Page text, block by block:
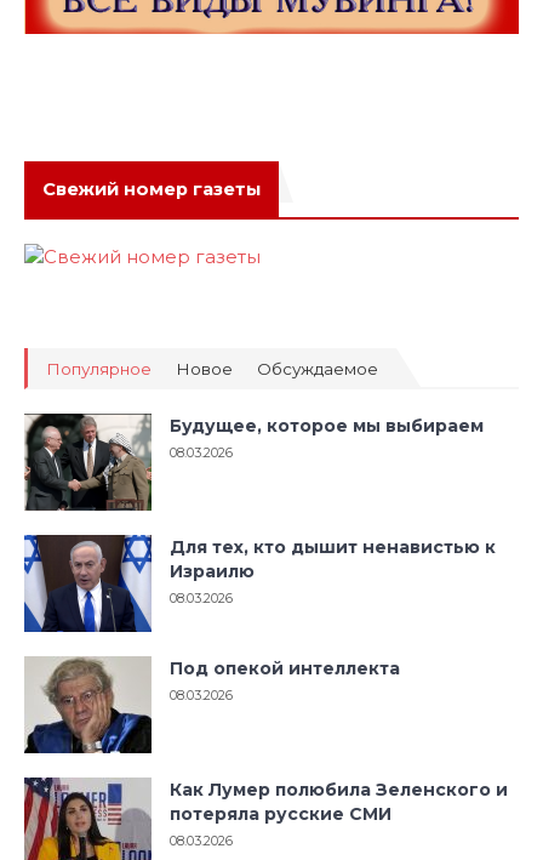
Свежий номер газеты
Популярное Новое Обсуждаемое
Будущее, которое мы выбираем
08.03.2026
Для тех, кто дышит ненавистью к
Израилю
08.03.2026
Под опекой интеллекта
08.03.2026
Как Лумер полюбила Зеленского и
потеряла русские СМИ
08.03.2026